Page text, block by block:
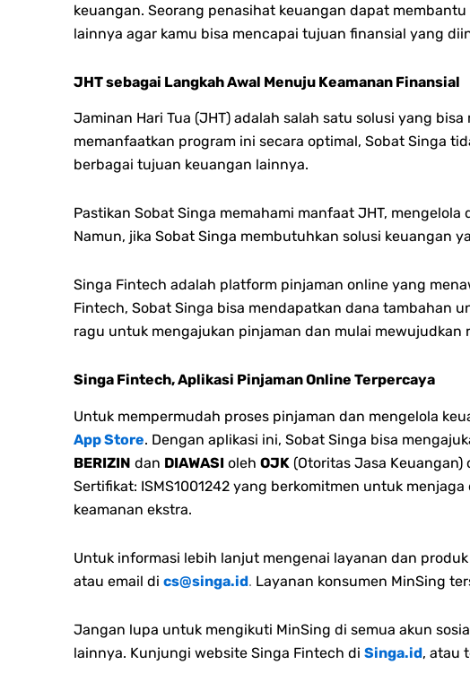
keuangan. Seorang penasihat keuangan dapat
lainnya agar kamu bisa mencapai tujuan finansial yang
JHT sebagai Langkah Awal Menuju Keamanan Finansial
Jaminan Hari Tua (JHT) adalah salah satu solusi yang
memanfaatkan program ini secara optimal, Sobat Singa
berbagai tujuan keuangan lainnya.
Pastikan Sobat Singa memahami manfaat JHT,
Namun, jika Sobat Singa membutuhkan solusi keuangan
Singa Fintech adalah platform pinjaman online yang
Fintech, Sobat Singa bisa mendapatkan dana tambahan
ragu untuk mengajukan pinjaman dan mulai mewujudkan
Singa Fintech, Aplikasi Pinjaman Online Terpercaya
Untuk mempermudah proses pinjaman dan mengelola
App Store. Dengan aplikasi ini, Sobat Singa bisa
BERIZIN dan DIAWASI oleh OJK (Otoritas Jasa
Sertifikat: ISMS1001242 yang berkomitmen untuk
keamanan ekstra.
Untuk informasi lebih lanjut mengenai layanan dan
atau email di cs@singa.id. Layanan konsumen MinSing
Jangan lupa untuk mengikuti MinSing di semua akun
lainnya. Kunjungi website Singa Fintech di Singa.id, atau